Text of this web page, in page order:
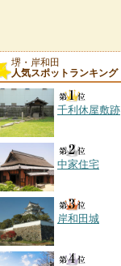
堺・岸和田
人気スポットランキング
千利休屋敷跡
中家住宅
岸和田城